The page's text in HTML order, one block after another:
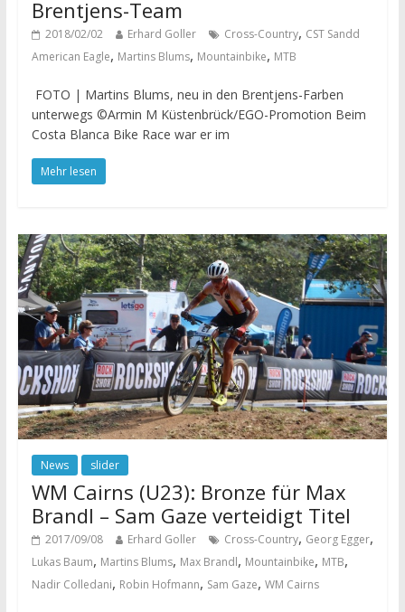
Brentjens-Team
2018/02/02 Erhard Goller Cross-Country, CST Sandd
American Eagle, Martins Blums, Mountainbike, MTB
FOTO | Martins Blums, neu in den Brentjens-Farben
unterwegs ©Armin M Küstenbrück/EGO-Promotion Beim
Costa Blanca Bike Race war er im
Mehr lesen
News slider
WM Cairns (U23): Bronze für Max
Brandl – Sam Gaze verteidigt Titel
2017/09/08 Erhard Goller Cross-Country, Georg Egger,
Lukas Baum, Martins Blums, Max Brandl, Mountainbike, MTB,
Nadir Colledani, Robin Hofmann, Sam Gaze, WM Cairns